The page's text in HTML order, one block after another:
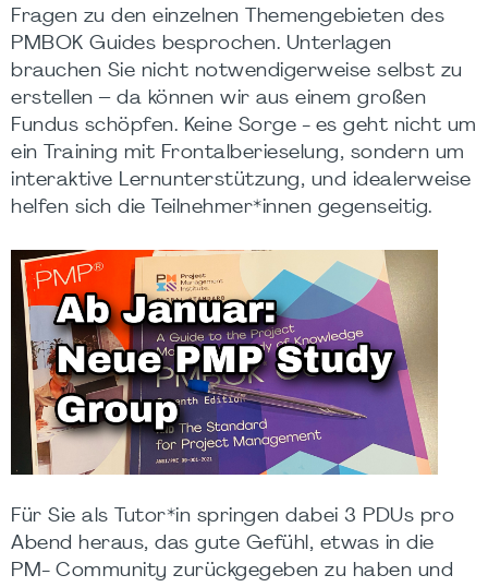
Fragen zu den einzelnen Themengebieten des
PMBOK Guides besprochen. Unterlagen
brauchen Sie nicht notwendigerweise selbst zu
erstellen – da können wir aus einem großen
Fundus schöpfen. Keine Sorge - es geht nicht um
ein Training mit Frontalberieselung, sondern um
interaktive Lernunterstützung, und idealerweise
helfen sich die Teilnehmer*innen gegenseitig.
Für Sie als Tutor*in springen dabei 3 PDUs pro
Abend heraus, das gute Gefühl, etwas in die
PM- Community zurückgegeben zu haben und